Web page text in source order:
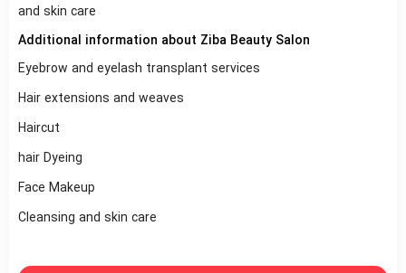
and skin care
Additional information about Ziba Beauty Salon
Eyebrow and eyelash transplant services
Hair extensions and weaves
Haircut
hair Dyeing
Face Makeup
Cleansing and skin care